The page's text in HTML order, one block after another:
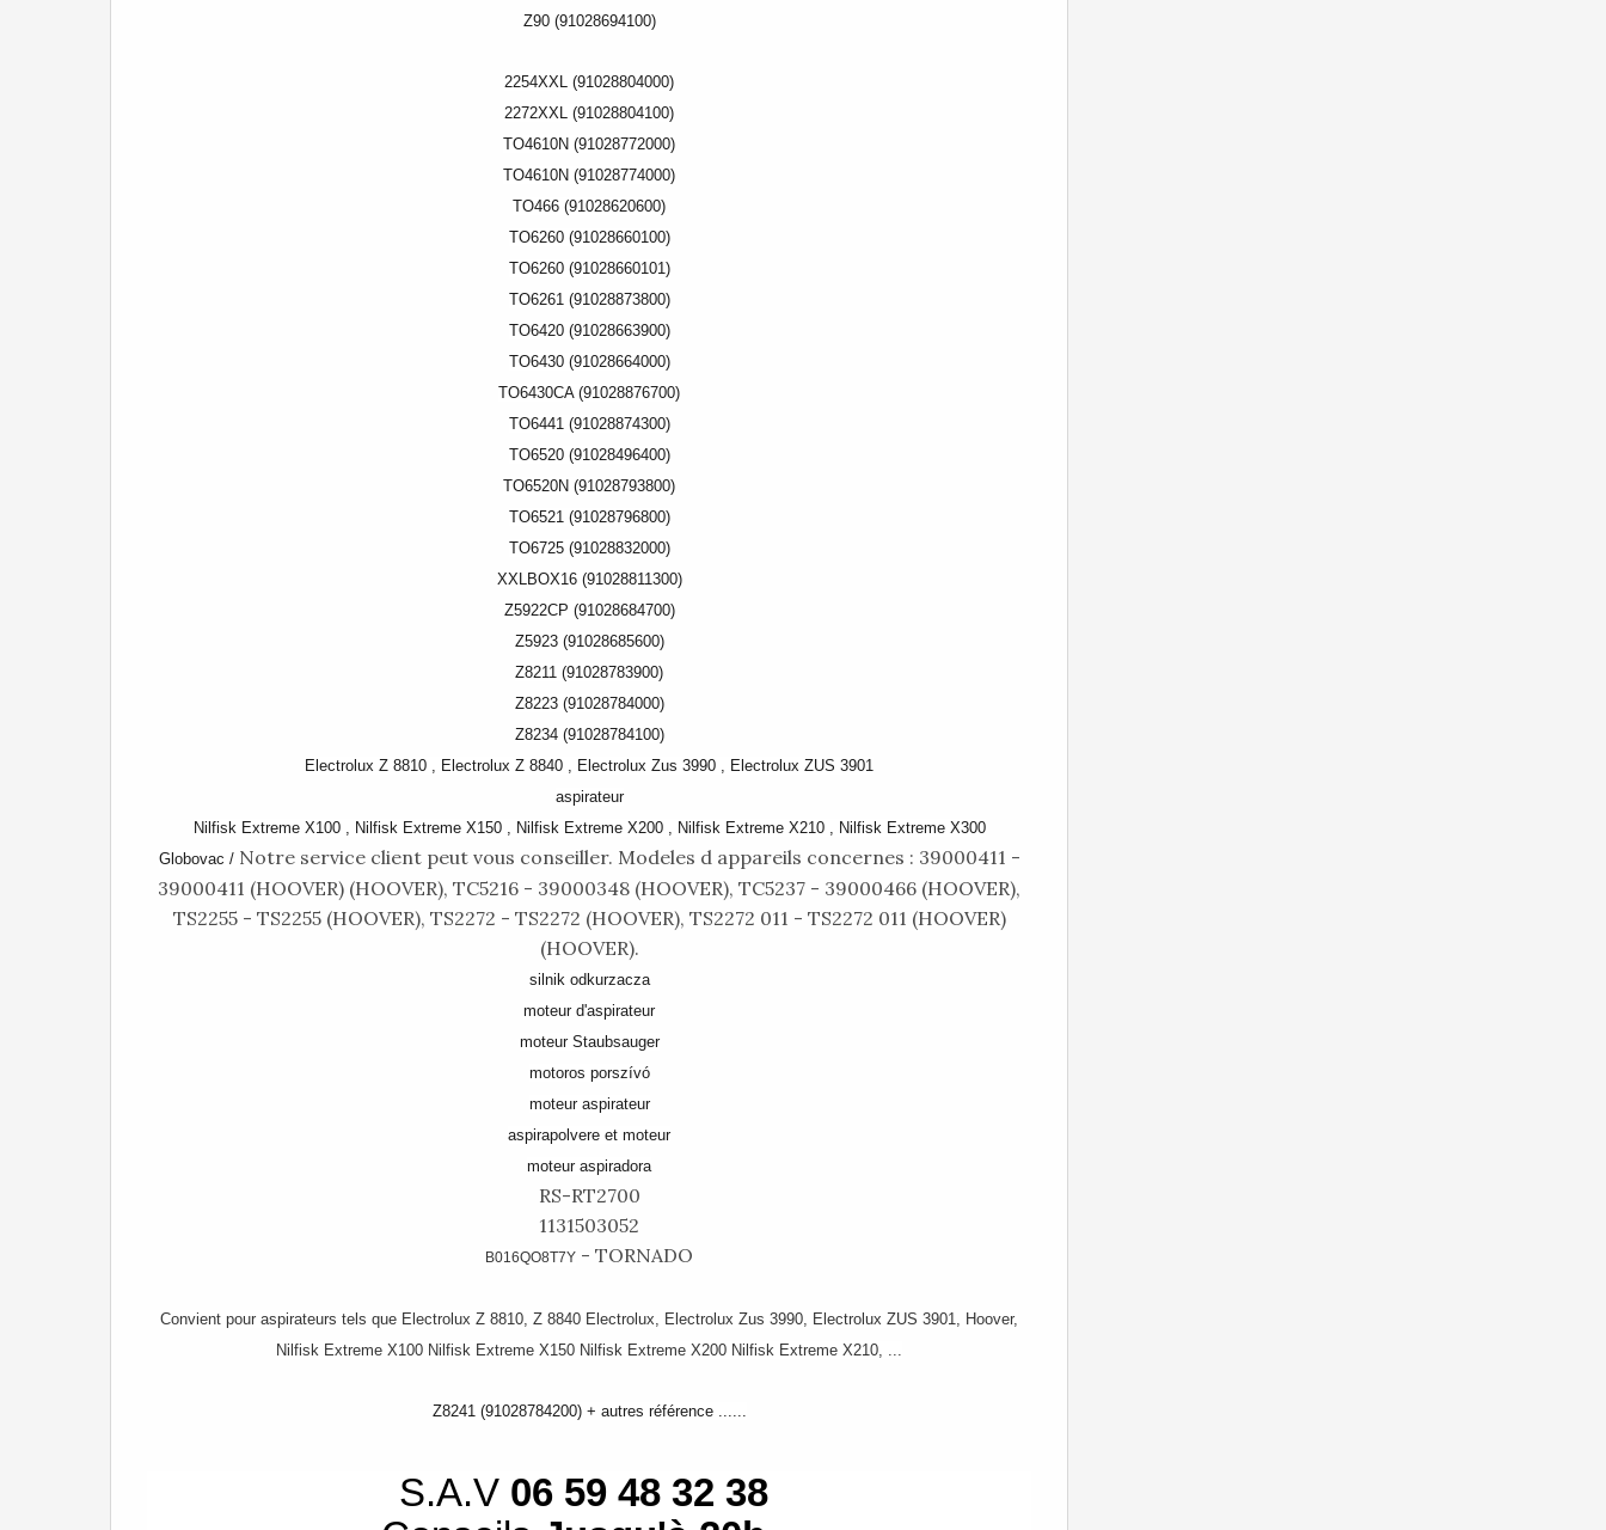
Z90 (91028694100)
2254XXL (91028804000)
2272XXL (91028804100)
TO4610N (91028772000)
TO4610N (91028774000)
TO466 (91028620600)
TO6260 (91028660100)
TO6260 (91028660101)
TO6261 (91028873800)
TO6420 (91028663900)
TO6430 (91028664000)
TO6430CA (91028876700)
TO6441 (91028874300)
TO6520 (91028496400)
TO6520N (91028793800)
TO6521 (91028796800)
TO6725 (91028832000)
XXLBOX16 (91028811300)
Z5922CP (91028684700)
Z5923 (91028685600)
Z8211 (91028783900)
Z8223 (91028784000)
Z8234 (91028784100)
Electrolux Z 8810 , Electrolux Z 8840 , Electrolux Zus 3990 , Electrolux ZUS 3901
aspirateur
Nilfisk Extreme X100 , Nilfisk Extreme X150 , Nilfisk Extreme X200 , Nilfisk Extreme X210 , Nilfisk Extreme X300
Globovac / Notre service client peut vous conseiller. Modeles d appareils concernes : 39000411 -
39000411 (HOOVER) (HOOVER), TC5216 - 39000348 (HOOVER), TC5237 - 39000466 (HOOVER),
TS2255 - TS2255 (HOOVER), TS2272 - TS2272 (HOOVER), TS2272 011 - TS2272 011 (HOOVER)
(HOOVER).
silnik odkurzacza
moteur d'aspirateur
moteur Staubsauger
motoros porszívó
moteur aspirateur
aspirapolvere et moteur
moteur aspiradora
RS-RT2700
1131503052
B016QO8T7Y - TORNADO
Convient pour aspirateurs tels que Electrolux Z 8810, Z 8840 Electrolux, Electrolux Zus 3990, Electrolux ZUS 3901, Hoover,
Nilfisk Extreme X100 Nilfisk Extreme X150 Nilfisk Extreme X200 Nilfisk Extreme X210, ...
Z8241 (91028784200) + autres référence ......
S.A.V 06 59 48 32 38